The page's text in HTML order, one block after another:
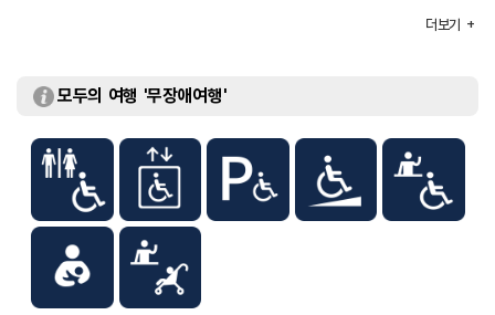
더보기
모두의 여행 '무장애여행'